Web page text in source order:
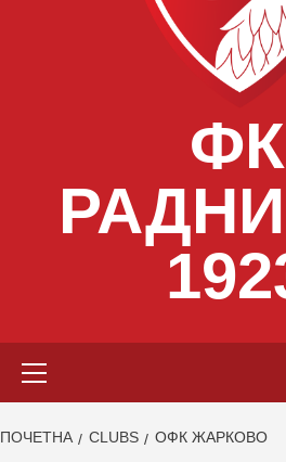
ФК
ПОЧЕТНА CLUBS ОФК ЖАРКОВО